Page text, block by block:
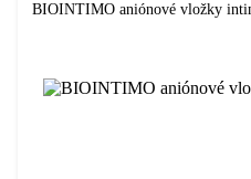
BIOINTIMO aniónové vložky